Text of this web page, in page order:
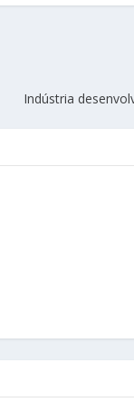
Indústria